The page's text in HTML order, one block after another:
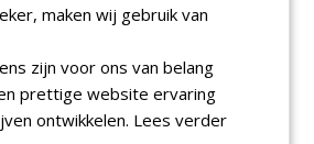
maken wij gebruik van
zijn voor ons van belang
prettige website ervaring
ontwikkelen. Lees verder